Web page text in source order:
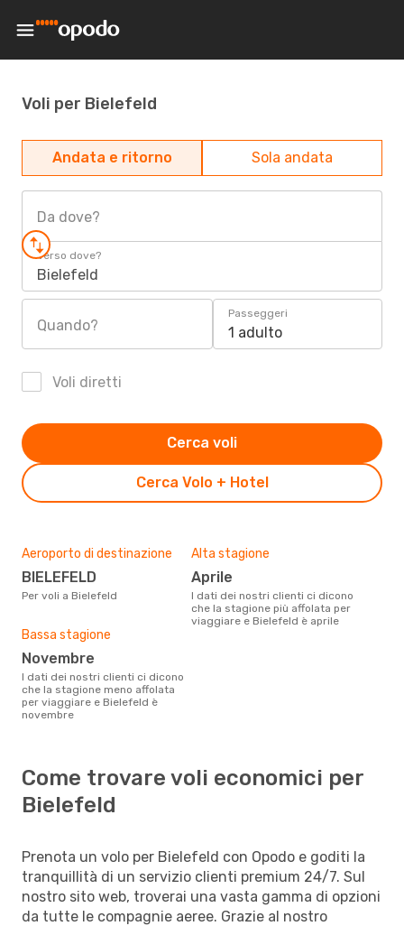
Voli per Bielefeld
Andata e ritorno Sola andata
Da dove?
Verso dove?
Bielefeld
Quando?
Passeggeri
1 adulto
Voli diretti
Cerca Volo + Hotel
Cerca voli
Aeroporto di destinazione
BIELEFELD
Per voli a Bielefeld
Alta stagione
aprile
I dati dei nostri clienti ci dicono
che la stagione più affolata per
viaggiare e Bielefeld è aprile
Bassa stagione
novembre
I dati dei nostri clienti ci dicono
che la stagione meno affolata
per viaggiare e Bielefeld è
novembre
Come trovare voli economici per
Bielefeld
Prenota un volo per Bielefeld con Opodo e goditi la
tranquillità di un servizio clienti premium 24/7. Sul
nostro sito web, troverai una vasta gamma di opzioni
da tutte le compagnie aeree. Grazie al nostro